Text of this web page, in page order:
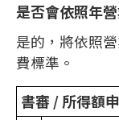
是否會依照年
是的，將依照
費標準。
書審 / 所得額